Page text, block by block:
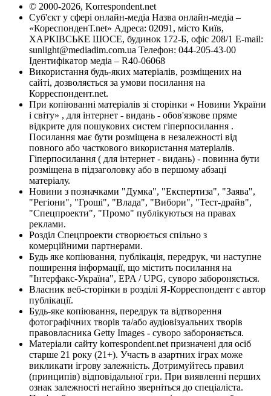
© 2000-2026, Korrespondent.net
Суб'єкт у сфері онлайн-медіа Назва онлайн-медіа –
«КореспонденТ.net» Адреса: 02091, місто Київ,
ХАРКІВСЬКЕ ШОСЕ, будинок 172-Б, офіс 208/1 E-mail:
sunlight@mediadim.com.ua Телефон: 044-205-43-00
Ідентифікатор медіа – R40-06068
Використання будь-яких матеріалів, розміщених на
сайті, дозволяється за умови посилання на
Корреспондент.net.
При копіюванні матеріалів зі сторінки « Новини України
і світу» , для інтернет - видань - обов'язкове пряме
відкрите для пошукових систем гіперпосилання .
Посилання має бути розміщена в незалежності від
повного або часткового використання матеріалів.
Гіперпосилання ( для інтернет - видань) - повинна бути
розміщена в підзаголовку або в першому абзаці
матеріалу.
Новини з позначками "Думка", "Експертиза", "Заява",
"Регіони", "Гроші", "Влада", "Вибори", "Тест-драйв",
"Спецпроекти", "Промо" публікуються на правах
реклами.
Розділ Спецпроекти створюється спільно з
комерційними партнерами.
Будь яке копіювання, публікація, передрук, чи наступне
поширення інформації, що містить посилання на
"Інтерфакс-Україна", EPA / UPG, суворо забороняється.
Власник веб-сторінки в розділі Я-Корреспондент є автор
публікації.
Будь-яке копіювання, передрук та відтворення
фотографічних творів та/або аудіовізуальних творів
правовласника Getty Images - суворо забороняється.
Матеріали сайту korrespondent.net призначені для осіб
старше 21 року (21+). Участь в азартних іграх може
викликати ігрову залежність. Дотримуйтесь правил
(принципів) відповідальної гри. При виявленні перших
ознак залежності негайно зверніться до спеціаліста.